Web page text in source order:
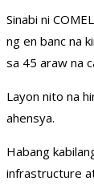
Sinabi ni
ng en banc na
sa 45 araw na
Layon nito na
ahensya.
Habang
infrastructure